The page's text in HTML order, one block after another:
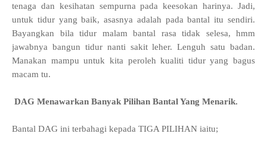
tenaga dan kesihatan sempurna pada keesokan harinya. Jadi,
untuk tidur yang baik, asasnya adalah pada bantal itu sendiri.
Bayangkan bila tidur malam bantal rasa tidak selesa, hmm
jawabnya bangun tidur nanti sakit leher. Lenguh satu badan.
Manakan mampu untuk kita peroleh kualiti tidur yang bagus
macam tu.
DAG Menawarkan Banyak Pilihan Bantal Yang Menarik.
Bantal DAG ini terbahagi kepada TIGA PILIHAN iaitu;